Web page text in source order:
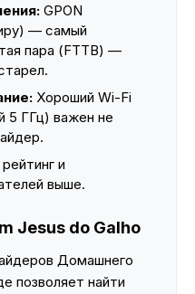
GPON
— самый
пара (FTTB) —
Хороший Wi-Fi
5 ГГц) важен не
и
выше.
Jesus do Galho
Домашнего
позволяет найти